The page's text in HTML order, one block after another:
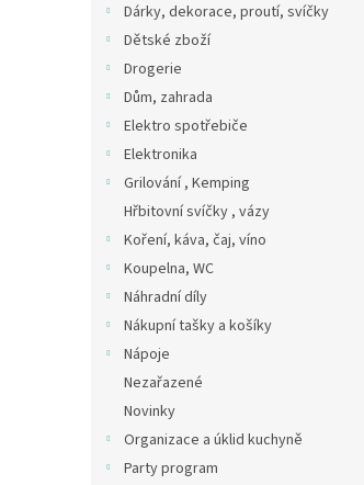
Dárky, dekorace, proutí, svíčky
Dětské zboží
Drogerie
Dům, zahrada
Elektro spotřebiče
Elektronika
Grilování , Kemping
Hřbitovní svíčky , vázy
Koření, káva, čaj, víno
Koupelna, WC
Náhradní díly
Nákupní tašky a košíky
Nápoje
Nezařazené
Novinky
Organizace a úklid kuchyně
Party program